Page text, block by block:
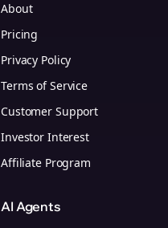
About
Pricing
Privacy Policy
Terms of Service
Customer Support
Investor Interest
Affiliate Program
AI Agents